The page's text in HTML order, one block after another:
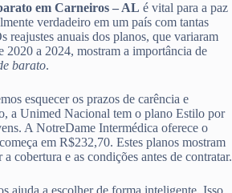
em Carneiros – AL é vital para a paz
verdadeiro em um país com tantas
reajustes anuais dos planos, que variaram
2020 a 2024, mostram a importância de
barato.
esquecer os prazos de carência e
a Unimed Nacional tem o plano Estilo por
A NotreDame Intermédica oferece o
em R$232,70. Estes planos mostram
cobertura e as condições antes de contratar.